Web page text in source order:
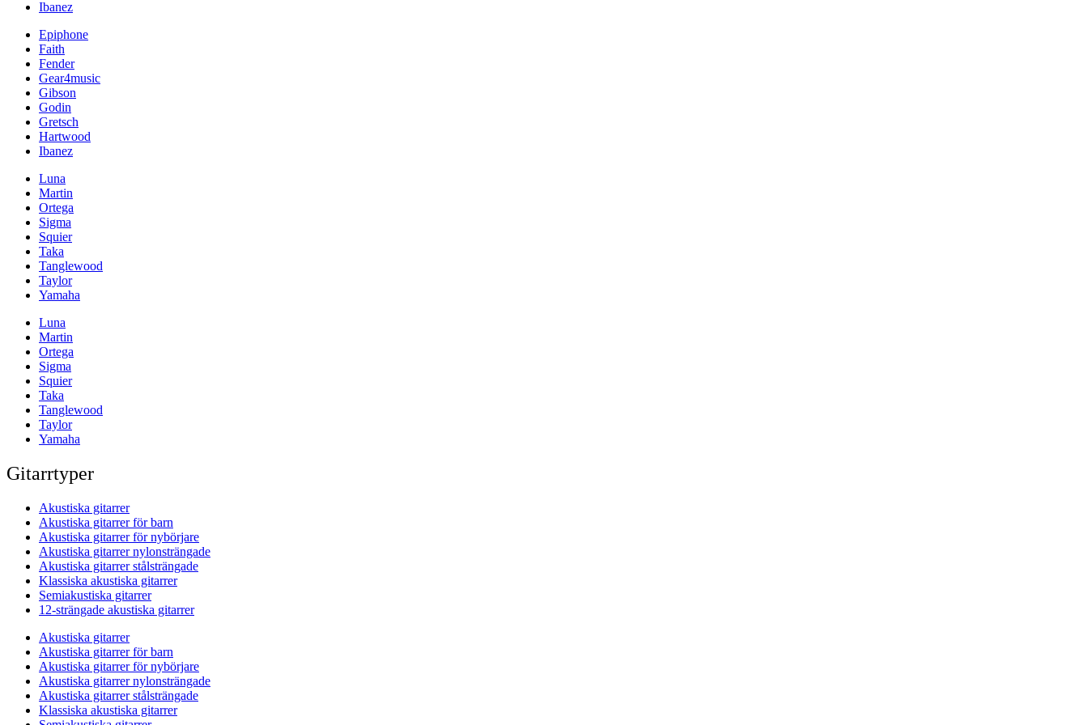
Ibanez
Epiphone
Faith
Fender
Gear4music
Gibson
Godin
Gretsch
Hartwood
Ibanez
Luna
Martin
Ortega
Sigma
Squier
Taka
Tanglewood
Taylor
Yamaha
Luna
Martin
Ortega
Sigma
Squier
Taka
Tanglewood
Taylor
Yamaha
Gitarrtyper
Akustiska gitarrer
Akustiska gitarrer för barn
Akustiska gitarrer för nybörjare
Akustiska gitarrer nylonsträngade
Akustiska gitarrer stålsträngade
Klassiska akustiska gitarrer
Semiakustiska gitarrer
12-strängade akustiska gitarrer
Akustiska gitarrer
Akustiska gitarrer för barn
Akustiska gitarrer för nybörjare
Akustiska gitarrer nylonsträngade
Akustiska gitarrer stålsträngade
Klassiska akustiska gitarrer